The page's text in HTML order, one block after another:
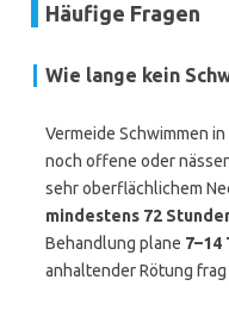
Häufige Fragen
Wie lange kein
Vermeide Schwimmen
noch offene oder
sehr oberflächlichem
mindestens 72
Behandlung plane 7–14
anhaltender Rötung frag